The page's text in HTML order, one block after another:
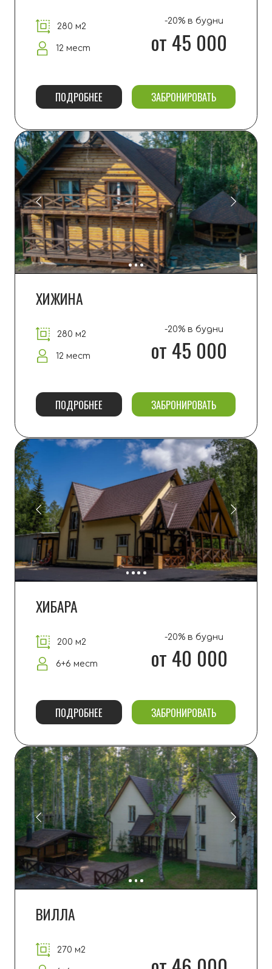
от 16 до 36 мест (18 номеров)
большая кухня и 2 зала
ОБРАТНЫЙ ЗВОНОК
ПОДРОБНЕЕ
КОРПУС
до 36 гостей, каракоке, концертный
300 м2
ОБРАТНЫЙ ЗВОНОК
ПОДРОБНЕЕ
ТАВЕРНА (БАНКЕТНЫЙ ЗАЛ)
ФОРМАТ ОТДЫХА
апартаментов на ухоженной
территории с выходом к
песчаному
пляжу. На территории нет ресторана,
ДЕТСКАЯ ПЛОЩАДКА
находится на пляже.
МАНГАЛЬНЫЕ ЗОНЫ